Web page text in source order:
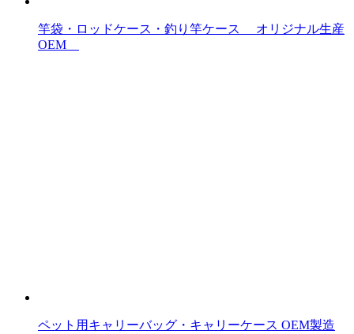
竿袋・ロッドケース・釣り竿ケース オリジナル生産
OEM
ペット用キャリーバッグ・キャリーケース OEM製造